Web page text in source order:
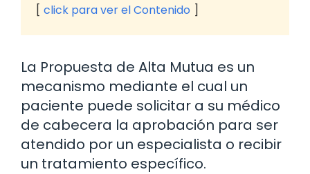
click para ver el Contenido
La Propuesta de Alta Mutua es un
mecanismo mediante el cual un
paciente puede solicitar a su médico
de cabecera la aprobación para ser
atendido por un especialista o recibir
un tratamiento específico.